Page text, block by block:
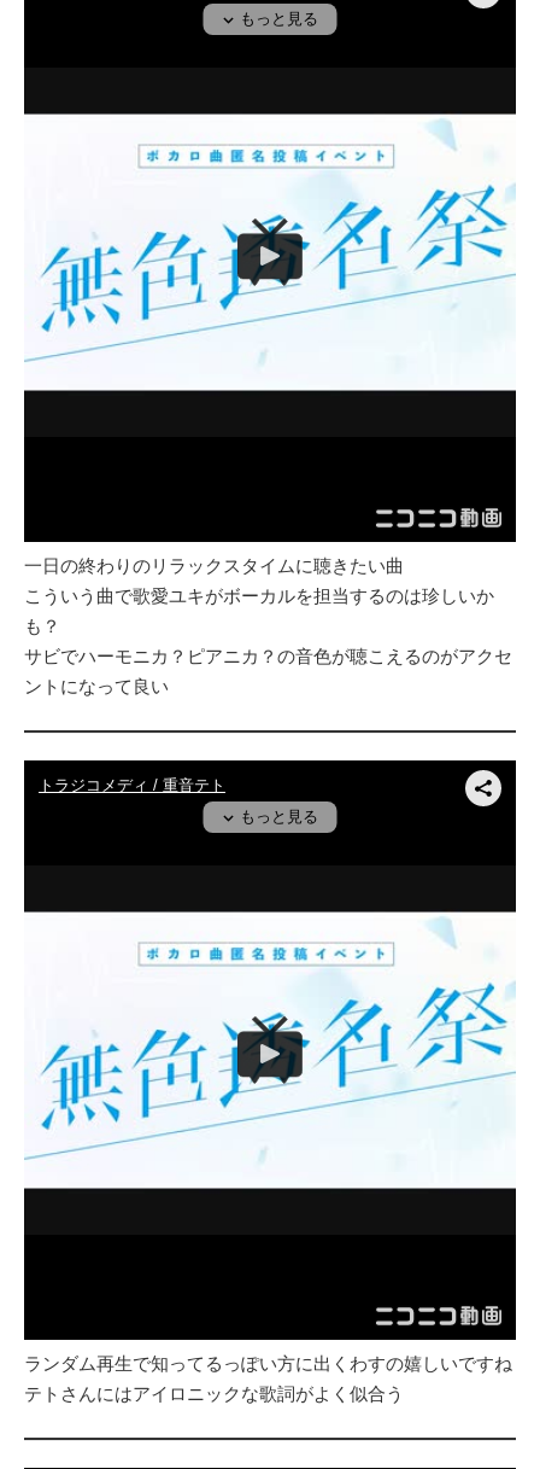
一日の終わりのリラックスタイムに聴きたい曲
こういう曲で歌愛ユキがボーカルを担当するのは珍しいか
も？
サビでハーモニカ？ピアニカ？の音色が聴こえるのがアクセ
ントになって良い
ランダム再生で知ってるっぽい方に出くわすの嬉しいですね
テトさんにはアイロニックな歌詞がよく似合う